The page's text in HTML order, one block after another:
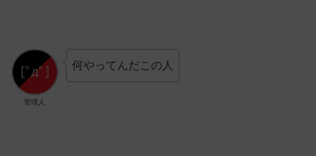
管理人
何やってんだこの人